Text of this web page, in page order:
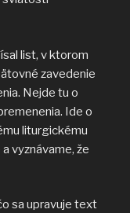
list, v ktorom
zavedenie
Nejde tu o
Ide o
liturgickému
vyznávame, že
sa upravuje text